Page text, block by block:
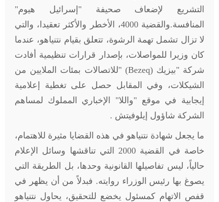
التشريع لإضعاف صحيفة "إسرائيل هيوم"
المنافسة.والقضية 4000، الأخطر والأكثر تعقيدا، والتي
لا تزال تشمل تهمة الرشوة، تتعلق بقيام نتنياهو، عندما
كان وزيرا للمواصلات، بإصدار قرارات تنظيمية أفادت
شركة "بيزيك " (Bezeq)للاتصالات بمئات الملايين من
الشيكلات، وفي المقابل حصل على تغطية إعلامية
إيجابية في موقع "واللا" الإخباري المملوك لمساهم
الشركة شاؤول إيلوفيتش .
ما يجعل شهادة نتنياهو في هذه القضايا مثيرة للاهتمام،
خاصة في القضية 2000 التي تناقشها وسائل الإعلام
حالياً، ليس تفاصيلها القانونية وحدها، بل الطريقة التي
يصوغ بها رئيس الوزراء روايته. فبدلاً من أن يظهر في
قفص الاتهام كمسئول يخضع للتحقيق، يحاول نتنياهو